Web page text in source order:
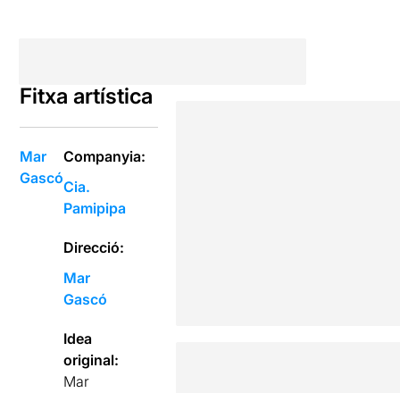
Fitxa artística
Mar
Gascó
Companyia:
Cia.
Pamipipa
Direcció:
Mar
Gascó
Idea
original:
Mar